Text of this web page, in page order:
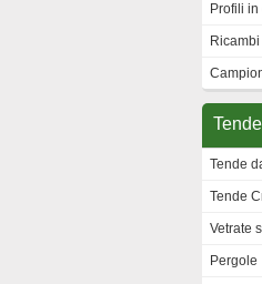
Profili
Tende
Tende
Vetrate
Pergole